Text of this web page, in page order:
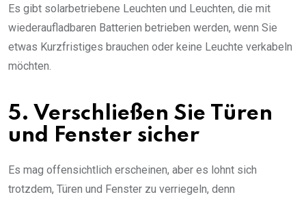
Es gibt solarbetriebene Leuchten und Leuchten, die mit
wiederaufladbaren Batterien betrieben werden, wenn Sie
etwas Kurzfristiges brauchen oder keine Leuchte verkabeln
möchten.
5. Verschließen Sie Türen
und Fenster sicher
Es mag offensichtlich erscheinen, aber es lohnt sich
trotzdem, Türen und Fenster zu verriegeln, denn